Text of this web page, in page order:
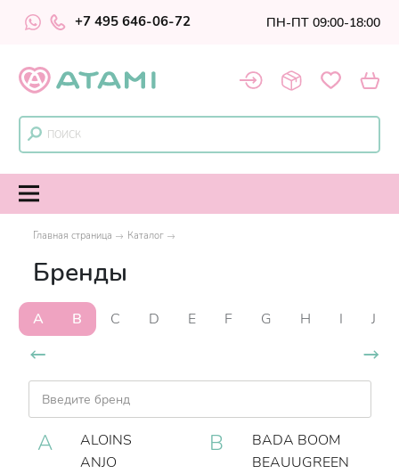
+7 495 646-06-72 ПН-ПТ 09:00-18:00
Главная страница Каталог
Бренды
A B C D E F G H I J
A
ALOINS
ANJO
B
BADA BOOM
BEAUUGREEN